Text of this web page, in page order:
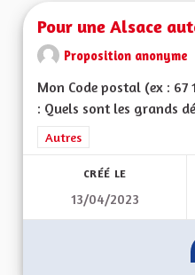
Pour une Alsace
Proposition anonyme
Mon Code postal (ex :
: Quels sont les grands
Filtrer les résultats de la
Autres
CRÉÉ LE
13/04/2023